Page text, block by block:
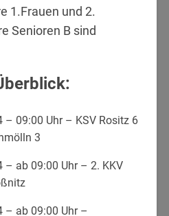
1.Frauen und 2.
Senioren B sind
09:00 Uhr – KSV Rositz 6
3
ab 09:00 Uhr – 2. KKV
– ab 09:00 Uhr –